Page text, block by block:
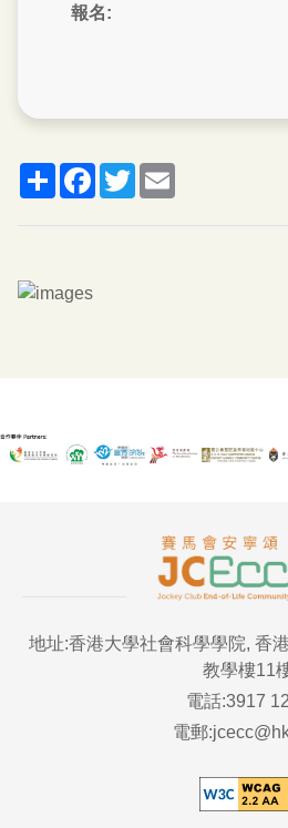
報名:
分
享
脸
书
推
特
地址:香港大學社會科學學院, 香
教學樓11
電話:3917
電郵